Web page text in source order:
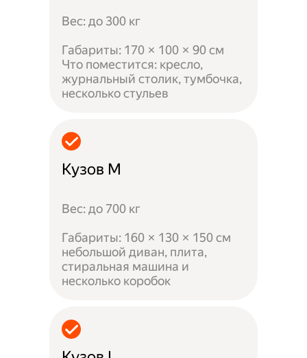
Вес: до 300 кг
Габариты: 170 × 100 × 90 см
Что поместится: кресло,
журнальный столик, тумбочка,
несколько стульев
Кузов M
Вес: до 700 кг
Габариты: 160 × 130 × 150 см
небольшой диван, плита,
стиральная машина и
несколько коробок